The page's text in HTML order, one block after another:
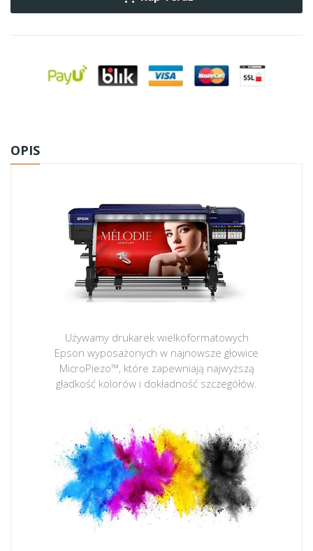
OPIS
Używamy drukarek wielkoformatowych
Epson wyposażonych w najnowsze głowice
MicroPiezo™, które zapewniają najwyższą
gładkość kolorów i dokładność szczegółów.